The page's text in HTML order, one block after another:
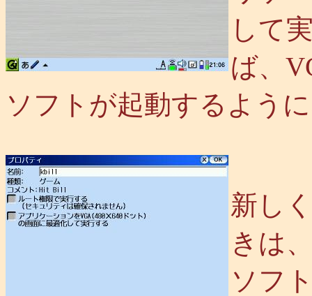
して
ば、
ソフトが起動するよう
新し
きは
ソフ